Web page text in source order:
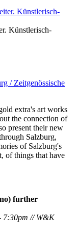
Künstlerisch-
/ Zeitgenössische
extra's art works
the connection of
present their new
Salzburg,
of Salzburg's
of things that have
further
7:30pm // W&K